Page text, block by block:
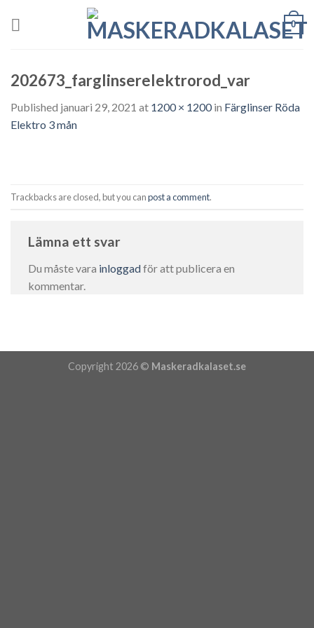
0
202673_farglinserelektrorod_var
Published januari 29, 2021 at 1200 × 1200in Färglinser Röda
Elektro 3 mån
Trackbacks are closed, but you canpost a comment.
Lämna ett svar
Du måste vara inloggadför att publicera en
kommentar.
Copyright 2026 © Maskeradkalaset.se